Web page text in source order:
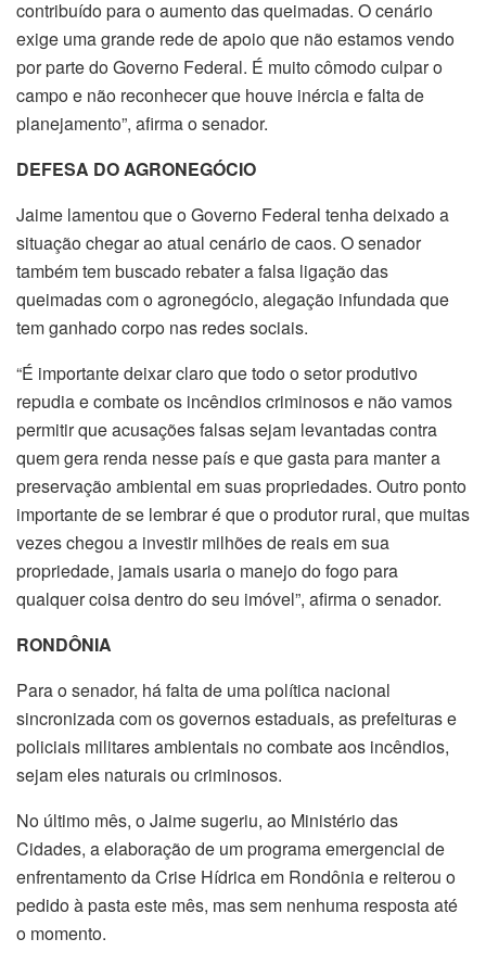
contribuído para o aumento das queimadas. O cenário
exige uma grande rede de apoio que não estamos vendo
por parte do Governo Federal. É muito cômodo culpar o
campo e não reconhecer que houve inércia e falta de
planejamento”, afirma o senador.
DEFESA DO AGRONEGÓCIO
Jaime lamentou que o Governo Federal tenha deixado a
situação chegar ao atual cenário de caos. O senador
também tem buscado rebater a falsa ligação das
queimadas com o agronegócio, alegação infundada que
tem ganhado corpo nas redes sociais.
“É importante deixar claro que todo o setor produtivo
repudia e combate os incêndios criminosos e não vamos
permitir que acusações falsas sejam levantadas contra
quem gera renda nesse país e que gasta para manter a
preservação ambiental em suas propriedades. Outro ponto
importante de se lembrar é que o produtor rural, que muitas
vezes chegou a investir milhões de reais em sua
propriedade, jamais usaria o manejo do fogo para
qualquer coisa dentro do seu imóvel”, afirma o senador.
RONDÔNIA
Para o senador, há falta de uma política nacional
sincronizada com os governos estaduais, as prefeituras e
policiais militares ambientais no combate aos incêndios,
sejam eles naturais ou criminosos.
No último mês, o Jaime sugeriu, ao Ministério das
Cidades, a elaboração de um programa emergencial de
enfrentamento da Crise Hídrica em Rondônia e reiterou o
pedido à pasta este mês, mas sem nenhuma resposta até
o momento.